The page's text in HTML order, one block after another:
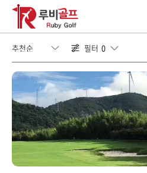
필터 0